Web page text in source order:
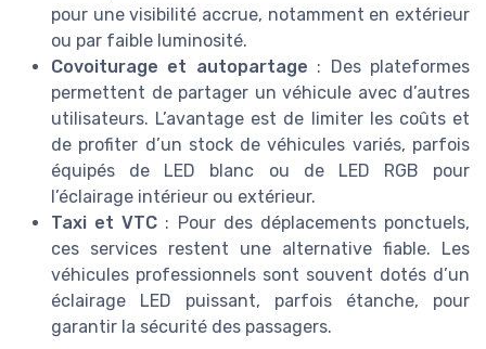
pour une visibilité accrue, notamment en extérieur
ou par faible luminosité.
Covoiturage et autopartage : Des plateformes
permettent de partager un véhicule avec d’autres
utilisateurs. L’avantage est de limiter les coûts et
de profiter d’un stock de véhicules variés, parfois
équipés de LED blanc ou de LED RGB pour
l’éclairage intérieur ou extérieur.
Taxi et VTC : Pour des déplacements ponctuels,
ces services restent une alternative fiable. Les
véhicules professionnels sont souvent dotés d’un
éclairage LED puissant, parfois étanche, pour
garantir la sécurité des passagers.